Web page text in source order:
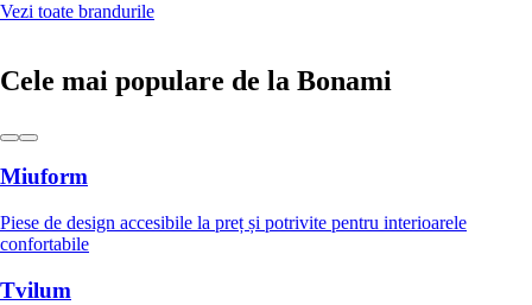
Vezi toate brandurile
Cele mai populare de la Bonami
Miuform
Piese de design accesibile la preț și potrivite pentru interioarele
confortabile
Tvilum